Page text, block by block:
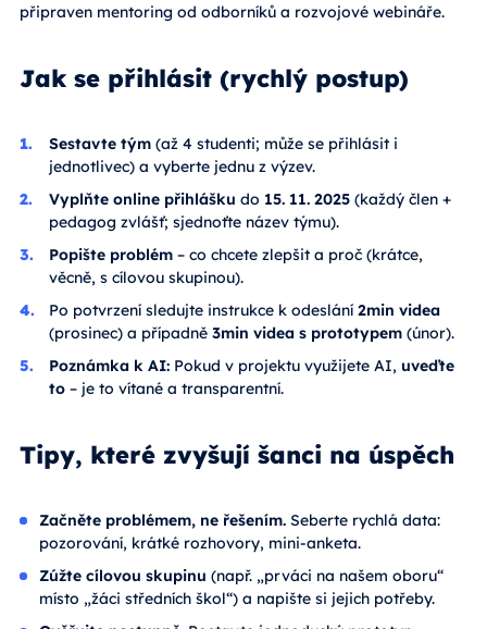
připraven mentoring od odborníků a rozvojové webináře.
Jak se přihlásit (rychlý postup)
Sestavte tým (až 4 studenti; může se přihlásit i
jednotlivec) a vyberte jednu z výzev.
Vyplňte online přihlášku do 15. 11. 2025 (každý člen +
pedagog zvlášť; sjednoťte název týmu).
Popište problém – co chcete zlepšit a proč (krátce,
věcně, s cílovou skupinou).
Po potvrzení sledujte instrukce k odeslání 2min videa
(prosinec) a případně 3min videa s prototypem (únor).
Poznámka k AI: Pokud v projektu využijete AI, uveďte
to – je to vítané a transparentní.
Tipy, které zvyšují šanci na úspěch
Začněte problémem, ne řešením. Seberte rychlá data:
pozorování, krátké rozhovory, mini-anketa.
Zúžte cílovou skupinu (např. „prváci na našem oboru“
místo „žáci středních škol“) a napište si jejich potřeby.